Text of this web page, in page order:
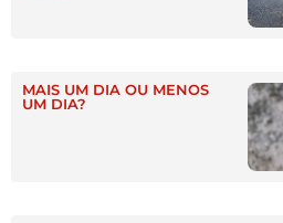
MAIS UM DIA OU MENOS
UM DIA?